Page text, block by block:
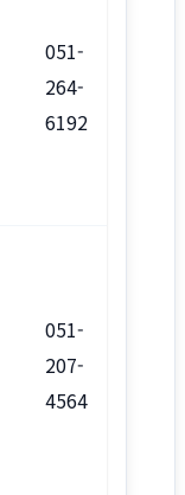
051-
264-
6192
051-
207-
4564